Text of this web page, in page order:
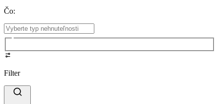
Čo:
Filter